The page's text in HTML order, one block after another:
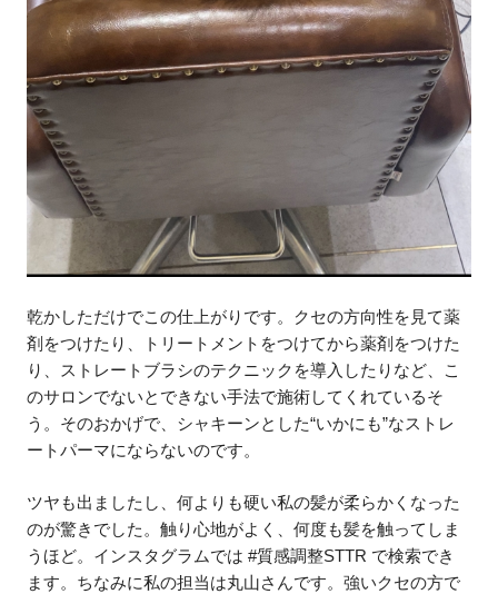
乾かしただけでこの仕上がりです。クセの方向性を見て薬
剤をつけたり、トリートメントをつけてから薬剤をつけた
り、ストレートブラシのテクニックを導入したりなど、こ
のサロンでないとできない手法で施術してくれているそ
う。そのおかげで、シャキーンとした“いかにも”なストレ
ートパーマにならないのです。
ツヤも出ましたし、何よりも硬い私の髪が柔らかくなった
のが驚きでした。触り心地がよく、何度も髪を触ってしま
うほど。インスタグラムでは #質感調整STTR で検索でき
ます。ちなみに私の担当は丸山さんです。強いクセの方で